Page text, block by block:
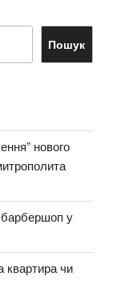
Пошук
нового
барбершоп у
квартира чи